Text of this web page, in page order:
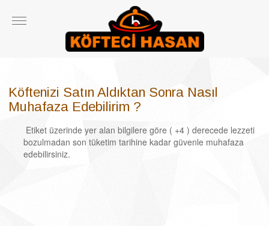
Köftenizi Satın Aldıktan Sonra Nasıl
Muhafaza Edebilirim ?
Etiket üzerinde yer alan bilgilere göre ( +4 ) derecede lezzeti
bozulmadan son tüketim tarihine kadar güvenle muhafaza
edebilirsiniz.